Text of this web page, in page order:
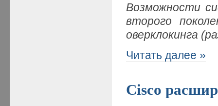
Возможности
второго
оверклокинга
Читать далее »
Cisco